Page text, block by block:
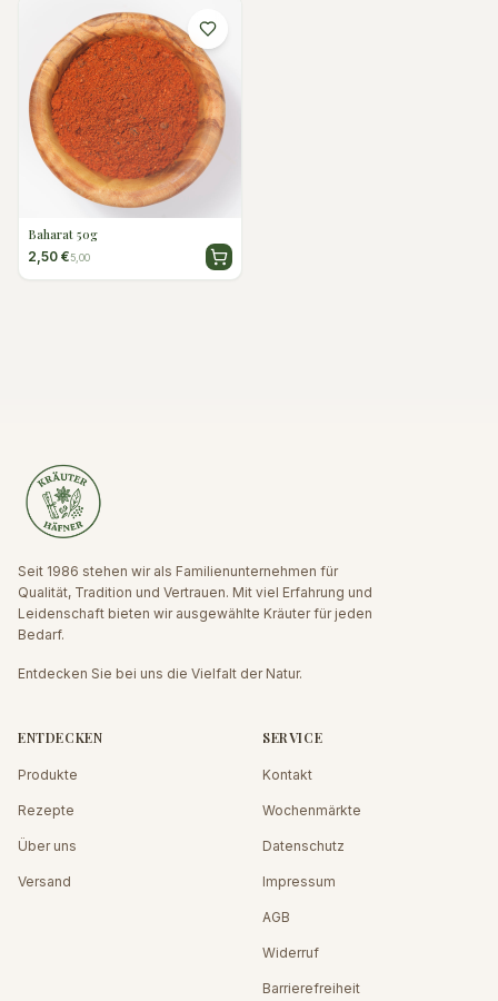
Baharat 50g
2,50 €5,00
Seit 1986 stehen wir als Familienunternehmen für
Qualität, Tradition und Vertrauen. Mit viel Erfahrung und
Leidenschaft bieten wir ausgewählte Kräuter für jeden
Bedarf.
Entdecken Sie bei uns die Vielfalt der Natur.
ENTDECKEN
Produkte
Rezepte
Über uns
Versand
SERVICE
Kontakt
Wochenmärkte
Datenschutz
Impressum
AGB
Widerruf
Barrierefreiheit